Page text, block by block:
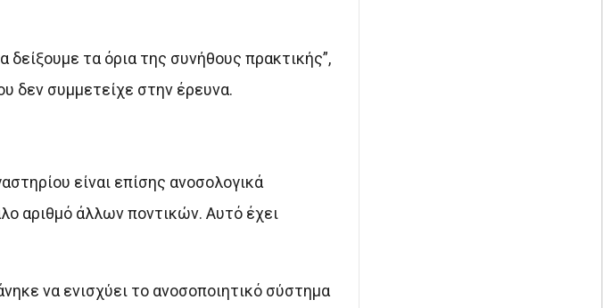
τα όρια της συνήθους πρακτικής”,
δεν συμμετείχε στην έρευνα.
είναι επίσης ανοσολογικά
αριθμό άλλων ποντικών. Αυτό έχει
να ενισχύει το ανοσοποιητικό σύστημα